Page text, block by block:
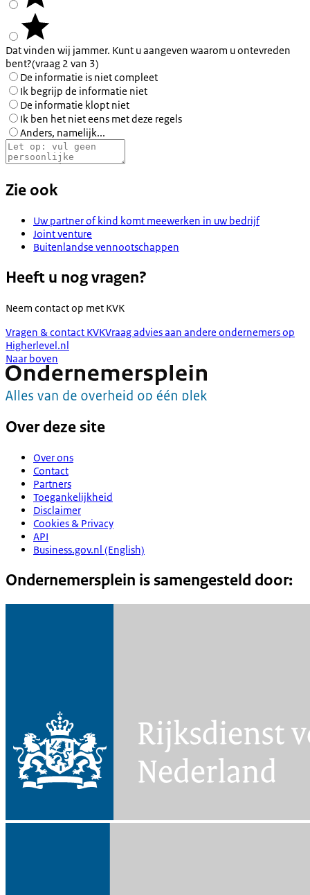
Dat vinden wij jammer. Kunt u aangeven waarom u ontevreden
bent?(vraag 2 van 3)
De informatie is niet compleet
Ik begrijp de informatie niet
De informatie klopt niet
Ik ben het niet eens met deze regels
Anders, namelijk...
Zie ook
Uw partner of kind komt meewerken in uw bedrijf
Joint venture
Buitenlandse vennootschappen
Heeft u nog vragen?
Neem contact op met KVK
Vragen & contact KVKVraag advies aan andere ondernemers op
Higherlevel.nl
Naar boven
Over deze site
Over ons
Contact
Partners
Toegankelijkheid
Disclaimer
Cookies & Privacy
API
Business.gov.nl (English)
Ondernemersplein is samengesteld door: